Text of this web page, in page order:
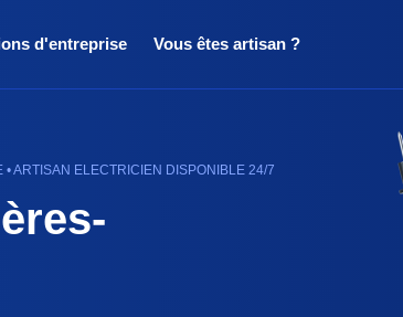
d'entreprise Vous êtes artisan ?
ARTISAN ELECTRICIEN DISPONIBLE 24/7